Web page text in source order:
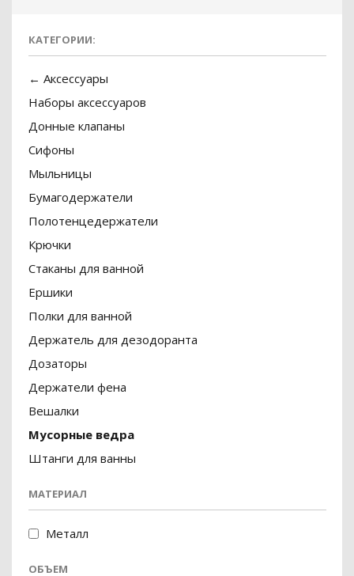
КАТЕГОРИИ:
← Аксессуары
Наборы аксессуаров
Донные клапаны
Сифоны
Мыльницы
Бумагодержатели
Полотенцедержатели
Крючки
Стаканы для ванной
Ершики
Полки для ванной
Держатель для дезодоранта
Дозаторы
Держатели фена
Вешалки
Мусорные ведра
Штанги для ванны
МАТЕРИАЛ
Металл
ОБЪЕМ